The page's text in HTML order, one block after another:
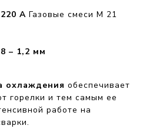
220 A Газовые смеси M 21
– 1,2 мм
охлаждения обеспечивает
горелки и тем самым ее
работе на